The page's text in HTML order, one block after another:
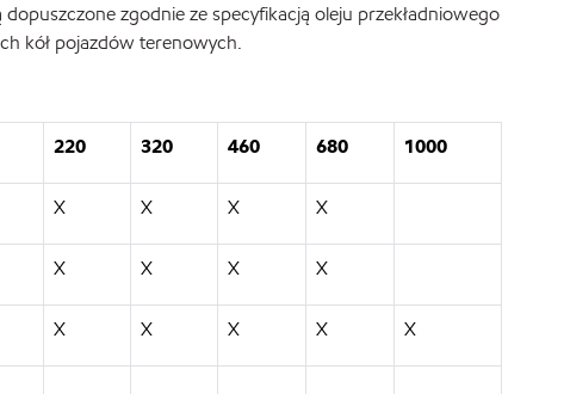
zgodnie ze specyfikacją oleju przekładniowego
kół pojazdów terenowych.
220 320 460 680 1000
X X X X
X X X X
X X X X X